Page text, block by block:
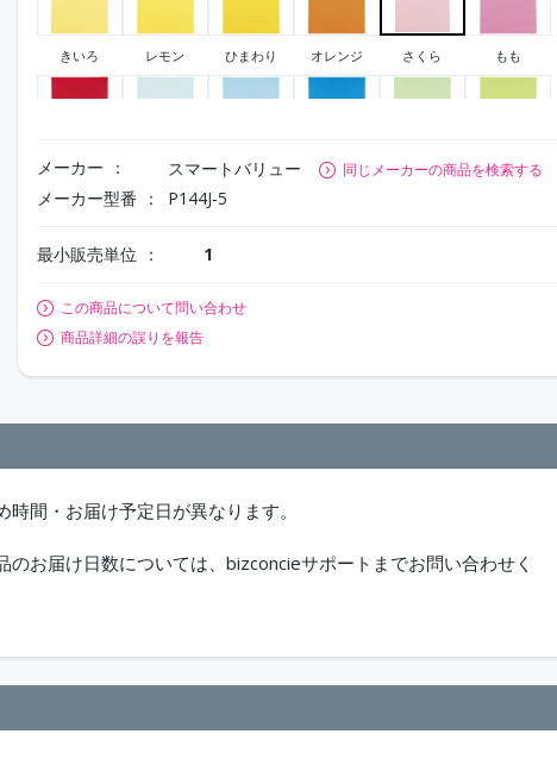
きいろ レモン ひまわり オレンジ さくら もも
あか うすみずいろ みずいろ あお わかくさ きみどり
メーカー スマートバリュー 同じメーカーの商品を検索する
メーカー型番 P144J-5
最小販売単位 1
この商品について問い合わせ
商品詳細の誤りを報告
間・お届け予定日が異なります。
お届け日数については、bizconcieサポートまでお問い合わせく